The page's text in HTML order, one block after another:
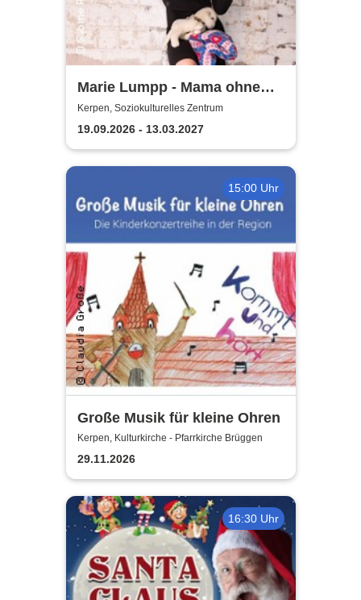
Marie Lumpp - Mama ohne
Plan
Kerpen, Soziokulturelles Zentrum
19.09.2026 - 13.03.2027
15:00 Uhr
Große Musik für kleine Ohren
Kerpen, Kulturkirche - Pfarrkirche Brüggen
29.11.2026
16:30 Uhr